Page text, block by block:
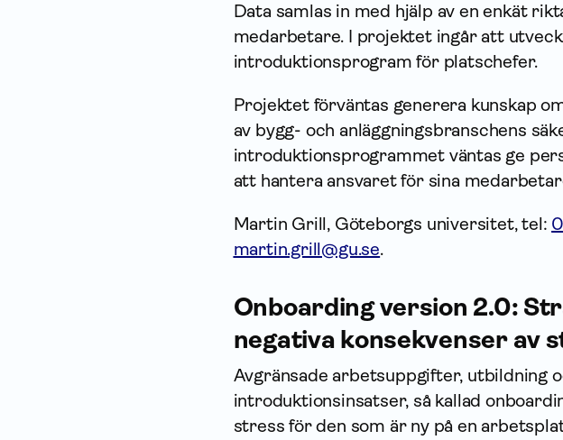
Data samlas in med hjälp av en enkät
medarbetare. I projektet ingår att
introduktionsprogram för platschefer.
Projektet förväntas generera kunskap
av bygg- och anläggningsbranschens
introduktionsprogrammet väntas ge
att hantera ansvaret för sina
Martin Grill, Göteborgs universitet, tel:
martin.grill@gu.se.
Onboarding version 2.0:
negativa konsekvenser av
Avgränsade arbetsuppgifter, utbildning
introduktionsinsatser, så kallad
stress för den som är ny på en